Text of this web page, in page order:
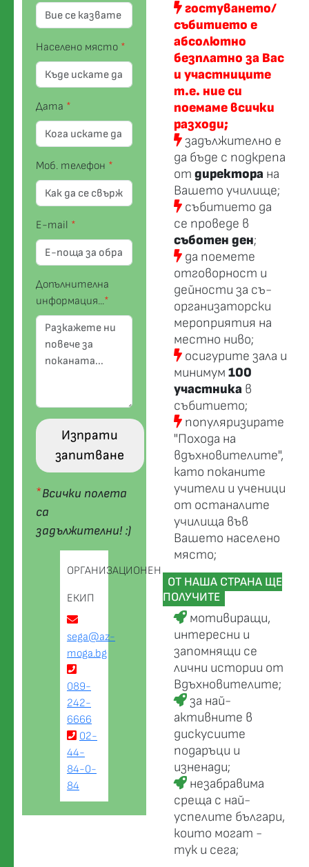
Населено място *
Дата *
Моб. телефон *
E-mail *
Допълнителна
информация...*
Изпрати
запитване
*Всички полета
са
задължителни! :)
ОРГАНИЗАЦИОНЕН
ЕКИП
sega@az-
moga.bg
089-
242-
6666
02-
44-
84-0-
84
гостуването/
събитието е
абсолютно
безплатно за Вас
и участниците
т.е. ние си
поемаме всички
разходи;
задължително е
да бъде с подкрепа
от директорa на
Вашето училище;
събитието да
се проведе в
съботен ден;
да поемете
отговорност и
дейности за съ-
организаторски
мероприятия на
местно ниво;
осигурите зала и
минимум 100
участника в
събитието;
популяризирате
"Похода на
вдъхновителите",
като поканите
учители и ученици
от останалите
училища във
Вашето населено
място;
ОТ НАША СТРАНА ЩЕ
ПОЛУЧИТЕ
мотивиращи,
интересни и
запомнящи се
лични истории от
Вдъхновителите;
за най-
активните в
дискусиите
подаръци и
изненади;
незабравима
среща с най-
успелите българи,
които могат -
тук и сега;